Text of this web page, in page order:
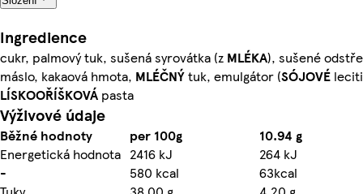
Ingredience
cukr, palmový tuk, sušená syrovátka (z MLÉKA), sušené
máslo, kakaová hmota, MLÉČNÝtuk, emulgátor (SÓJOVÉ
LÍSKOOŘÍŠKOVÁ pasta
Výživové údaje
Běžné hodnoty per 100g
10.94 g
Energetická hodnota 2416 kJ
264 kJ
-
580 kcal
63kcal